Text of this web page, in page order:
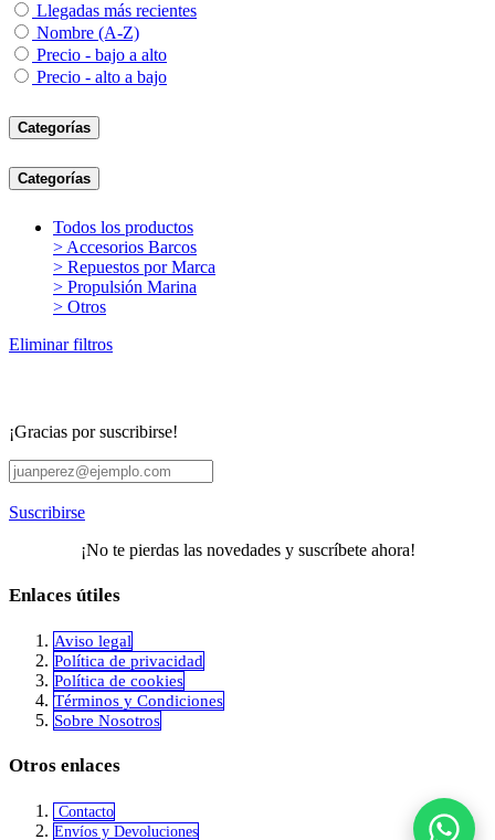
Llegadas más recientes
Nombre (A-Z)
Precio - bajo a alto
Precio - alto a bajo
Categorías
Categorías
Todos los productos
> Accesorios Barcos
> Repuestos por Marca
> Propulsión Marina
> Otros
Eliminar filtros
¡Gracias por suscribirse!
Suscribirse
¡No te pierdas las novedades y suscríbete ahora!
Enlaces útiles
Aviso legal
Política de privacidad
​Política de cookies
Términos y Condiciones
Sobre Nosotros
Otros enlaces
Contacto
Envíos y Devoluciones